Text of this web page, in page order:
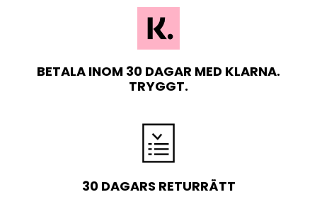
BETALA INOM 30 DAGAR MED KLARNA.
TRYGGT.
30 DAGARS RETURRÄTT